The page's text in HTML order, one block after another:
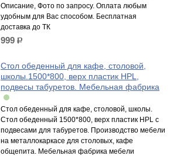
Описание, Фото по запросу. Оплата любым
удобным для Вас способом. Бесплатная
доставка до ТК
999 р.
Стол обеденный для кафе, столовой,
школы.1500*800, верх пластик HPL,
подвесы табуретов. Мебельная фабрика
Стол обеденный для кафе, столовой, школы.
Стол обеденный 1500*800, верх пластик HPL с
подвесами для табуретов. Производство мебели
на металлокаркасе для столовых, кафе
общепита. Мебельная фабрика мебели